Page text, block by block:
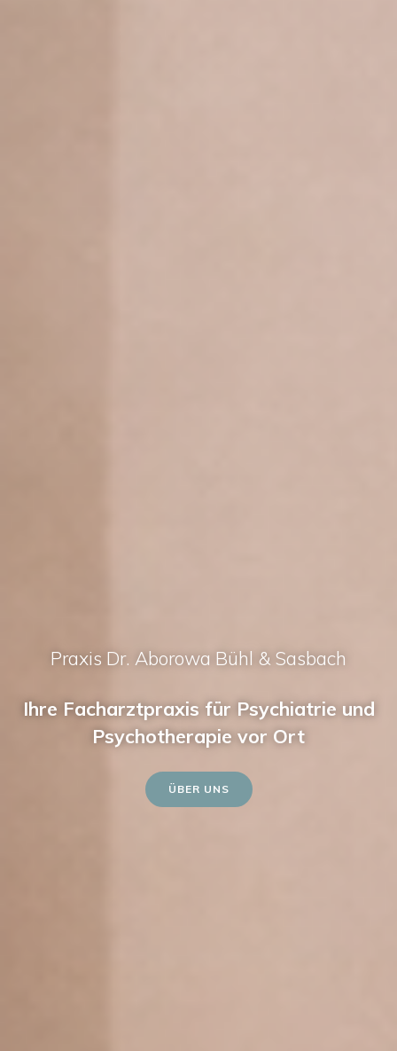
Praxis Dr. Aborowa Bühl & Sasbach
Ihre Facharztpraxis für Psychiatrie und
Psychotherapie vor Ort
ÜBER UNS